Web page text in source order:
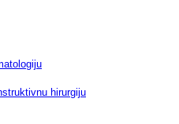
hirurgiju